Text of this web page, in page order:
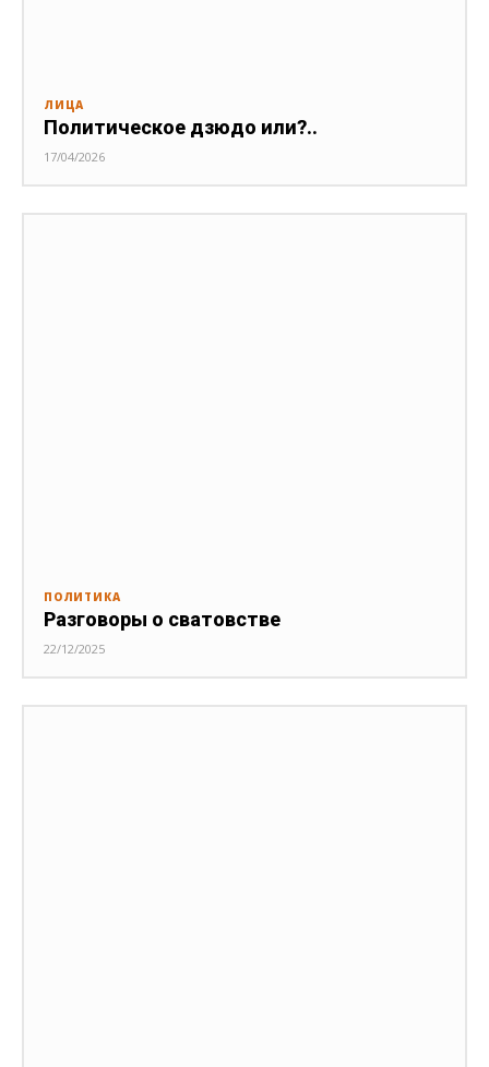
ЛИЦА
Политическое дзюдо или?..
17/04/2026
ПОЛИТИКА
Разговоры о сватовстве
22/12/2025